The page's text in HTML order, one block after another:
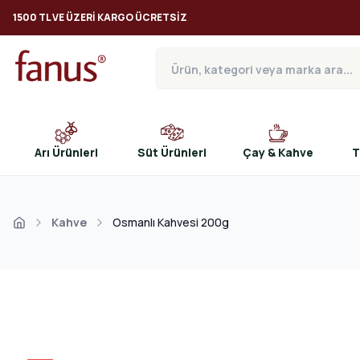
1500 TL VE ÜZERI KARGO ÜCRETSIZ
Arı Ürünleri Süt Ürünleri Çay & Kahve
Kahve Osmanlı Kahvesi 200g